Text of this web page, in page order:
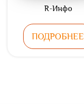
R-Инфо
ПОДРОБНЕЕ